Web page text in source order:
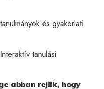
és gyakorlati
tanulási
abban rejlik, hogy